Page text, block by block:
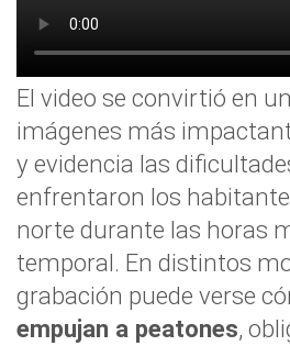
El video se convirtió en
imágenes más
y evidencia las
enfrentaron los
norte durante las horas
temporal. En distintos
grabación puede verse
empujan a peatones,